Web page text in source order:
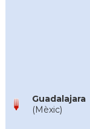
Guadalajara
(Mèxic)